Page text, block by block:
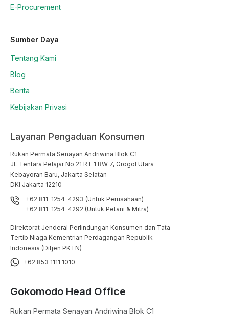
E-Procurement
Sumber Daya
Tentang Kami
Blog
Berita
Kebijakan Privasi
Layanan Pengaduan Konsumen
Rukan Permata Senayan Andriwina Blok C1
JL Tentara Pelajar No 21 RT 1 RW 7, Grogol Utara
Kebayoran Baru, Jakarta Selatan
DKI Jakarta 12210
+62 811-1254-4293 (Untuk Perusahaan)
+62 811-1254-4292 (Untuk Petani & Mitra)
Direktorat Jenderal Perlindungan Konsumen dan Tata
Tertib Niaga Kementrian Perdagangan Republik
Indonesia (Ditjen PKTN)
+62 853 1111 1010
Gokomodo Head Office
Rukan Permata Senayan Andriwina Blok C1